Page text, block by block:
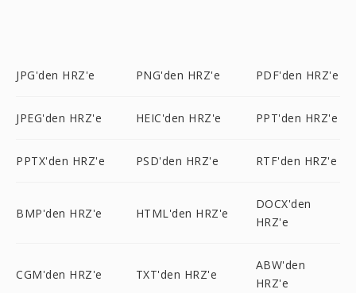
JPG'den HRZ'e PNG'den HRZ'e PDF'den HRZ'e
JPEG'den HRZ'e HEIC'den HRZ'e PPT'den HRZ'e
PPTX'den HRZ'e PSD'den HRZ'e RTF'den HRZ'e
BMP'den HRZ'e HTML'den HRZ'e
DOCX'den
HRZ'e
CGM'den HRZ'e TXT'den HRZ'e
ABW'den
HRZ'e